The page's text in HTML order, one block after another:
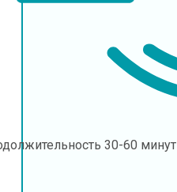
30-60 минут